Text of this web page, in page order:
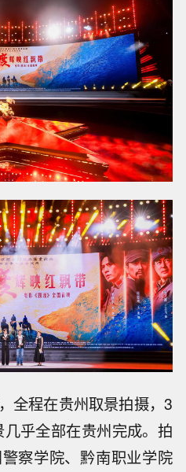
全程在贵州取景拍摄，3
乎全部在贵州完成。拍
察学院、黔南职业学院